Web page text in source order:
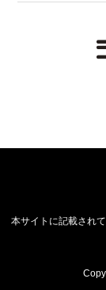
本サイトに記載され